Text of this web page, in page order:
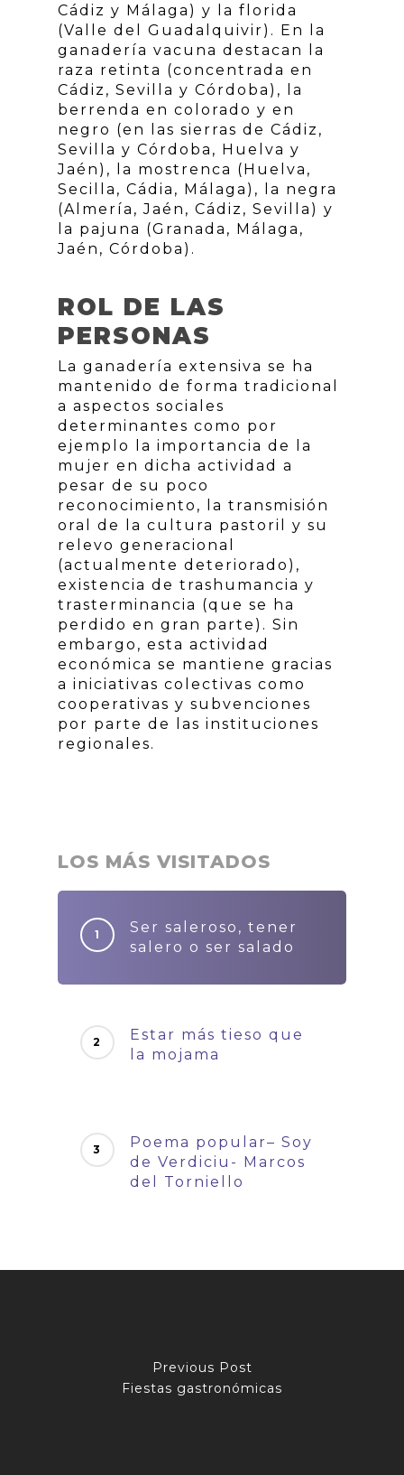
Cádiz y Málaga) y la florida
(Valle del Guadalquivir). En la
ganadería vacuna destacan la
raza retinta (concentrada en
Cádiz, Sevilla y Córdoba), la
berrenda en colorado y en
negro (en las sierras de Cádiz,
Sevilla y Córdoba, Huelva y
Jaén), la mostrenca (Huelva,
Secilla, Cádia, Málaga), la negra
(Almería, Jaén, Cádiz, Sevilla) y
la pajuna (Granada, Málaga,
Jaén, Córdoba).
ROL DE LAS
PERSONAS
La ganadería extensiva se ha
mantenido de forma tradicional
a aspectos sociales
determinantes como por
ejemplo la importancia de la
mujer en dicha actividad a
pesar de su poco
reconocimiento, la transmisión
oral de la cultura pastoril y su
relevo generacional
(actualmente deteriorado),
existencia de trashumancia y
trasterminancia (que se ha
perdido en gran parte). Sin
embargo, esta actividad
económica se mantiene gracias
a iniciativas colectivas como
cooperativas y subvenciones
por parte de las instituciones
regionales.
LOS MÁS VISITADOS
Ser saleroso, tener
salero o ser salado
Estar más tieso que
la mojama
Poema popular– Soy
de Verdiciu- Marcos
del Torniello
Previous Post
Fiestas gastronómicas